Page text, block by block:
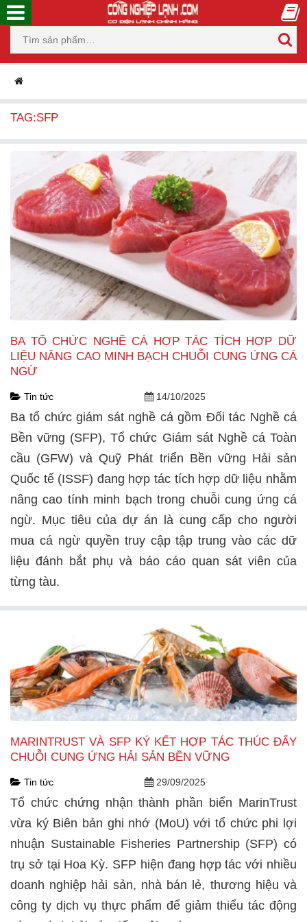
TAG:SFP
BA TỔ CHỨC NGHỀ CÁ HỢP TÁC TÍCH HỢP DỮ
LIỆU NÂNG CAO MINH BẠCH CHUỖI CUNG ỨNG CÁ
NGỪ
Tin tức 14/10/2025
Ba tổ chức giám sát nghề cá gồm Đối tác Nghề cá
Bền vững (SFP), Tổ chức Giám sát Nghề cá Toàn
cầu (GFW) và Quỹ Phát triển Bền vững Hải sản
Quốc tế (ISSF) đang hợp tác tích hợp dữ liệu nhằm
nâng cao tính minh bạch trong chuỗi cung ứng cá
ngừ. Mục tiêu của dự án là cung cấp cho người
mua cá ngừ quyền truy cập tập trung vào các dữ
liệu đánh bắt phụ và báo cáo quan sát viên của
từng tàu.
MARINTRUST VÀ SFP KÝ KẾT HỢP TÁC THÚC ĐẨY
CHUỖI CUNG ỨNG HẢI SẢN BỀN VỮNG
Tin tức 29/09/2025
Tổ chức chứng nhận thành phần biển MarinTrust
vừa ký Biên bản ghi nhớ (MoU) với tổ chức phi lợi
nhuận Sustainable Fisheries Partnership (SFP) có
trụ sở tại Hoa Kỳ. SFP hiện đang hợp tác với nhiều
doanh nghiệp hải sản, nhà bán lẻ, thương hiệu và
công ty dịch vụ thực phẩm để giảm thiểu tác động